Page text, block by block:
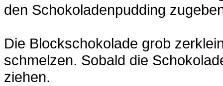
den Schokoladenpudding
Die Blockschokolade grob
schmelzen. Sobald die
ziehen.